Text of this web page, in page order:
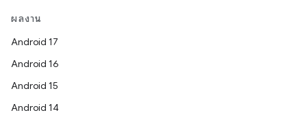
ผลงาน
Android 17
Android 16
Android 15
Android 14